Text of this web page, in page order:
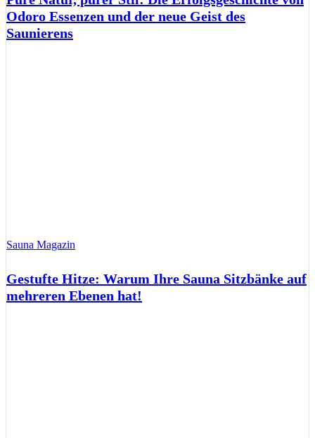
Odoro Essenzen und der neue Geist des
Saunierens
Sauna Magazin
Gestufte Hitze: Warum Ihre Sauna Sitzbänke auf
mehreren Ebenen hat!